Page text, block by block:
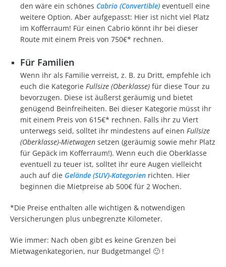
den wäre ein schönes Cabrio (Convertible) eventuell eine
weitere Option. Aber aufgepasst: Hier ist nicht viel Platz
im Kofferraum! Für einen Cabrio könnt ihr bei dieser
Route mit einem Preis von 750€* rechnen.
Für Familien
Wenn ihr als Familie verreist, z. B. zu Dritt, empfehle ich
euch die Kategorie Fullsize (Oberklasse) für diese Tour zu
bevorzugen. Diese ist äußerst geräumig und bietet
genügend Beinfreiheiten. Bei dieser Kategorie müsst ihr
mit einem Preis von 615€* rechnen. Falls ihr zu Viert
unterwegs seid, solltet ihr mindestens auf einen Fullsize
(Oberklasse)-Mietwagen setzen (geräumig sowie mehr Platz
für Gepäck im Kofferraum!). Wenn euch die Oberklasse
eventuell zu teuer ist, solltet ihr eure Augen vielleicht
auch auf die Gelände (SUV)-Kategorien richten. Hier
beginnen die Mietpreise ab 500€ für 2 Wochen.
*Die Preise enthalten alle wichtigen & notwendigen
Versicherungen plus unbegrenzte Kilometer.
Wie immer: Nach oben gibt es keine Grenzen bei
Mietwagenkategorien, nur Budgetmangel 🙂 !